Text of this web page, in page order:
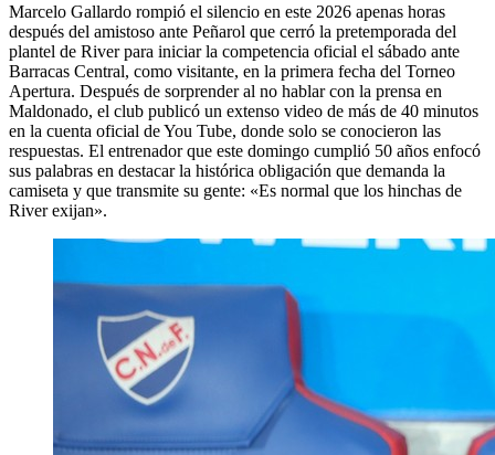
Marcelo Gallardo rompió el silencio en este 2026 apenas horas
después del amistoso ante Peñarol que cerró la pretemporada del
plantel de River para iniciar la competencia oficial el sábado ante
Barracas Central, como visitante, en la primera fecha del Torneo
Apertura. Después de sorprender al no hablar con la prensa en
Maldonado, el club publicó un extenso video de más de 40 minutos
en la cuenta oficial de You Tube, donde solo se conocieron las
respuestas. El entrenador que este domingo cumplió 50 años enfocó
sus palabras en destacar la histórica obligación que demanda la
camiseta y que transmite su gente: «Es normal que los hinchas de
River exijan».